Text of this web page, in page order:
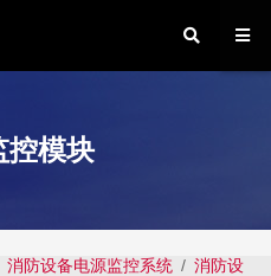
控模块
消防设备电源监控系统 / 消防设